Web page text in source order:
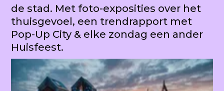
de stad. Met foto-exposities over het
thuisgevoel, een trendrapport met
Pop-Up City & elke zondag een ander
Huisfeest.